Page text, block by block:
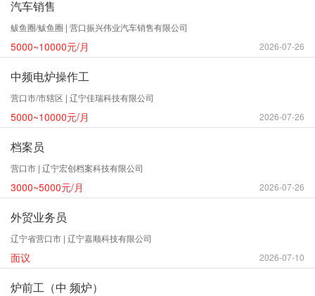
汽车销售
鲅鱼圈/鲅鱼圈 | 营口振兴伟业汽车销售有限公司
5000~10000元/月 2026-07-26
中频电炉操作工
营口市/市辖区 | 辽宁佳瑞科技有限公司
5000~10000元/月 2026-07-26
档案员
营口市 | 辽宁宏创档案科技有限公司
3000~5000元/月 2026-07-26
外贸业务员
辽宁省营口市 | 辽宁嘉顺科技有限公司
面议 2026-07-10
炉前工（中 频炉）